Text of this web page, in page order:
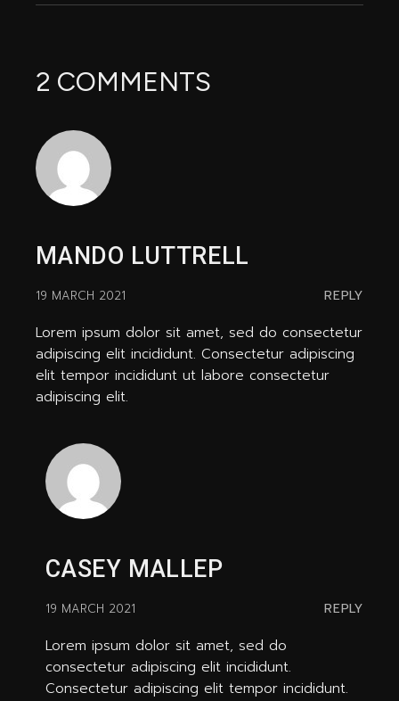
2 COMMENTS
MANDO LUTTRELL
19 MARCH 2021 REPLY
Lorem ipsum dolor sit amet, sed do consectetur
adipiscing elit incididunt. Consectetur adipiscing
elit tempor incididunt ut labore consectetur
adipiscing elit.
CASEY MALLEP
19 MARCH 2021 REPLY
Lorem ipsum dolor sit amet, sed do
consectetur adipiscing elit incididunt.
Consectetur adipiscing elit tempor incididunt.